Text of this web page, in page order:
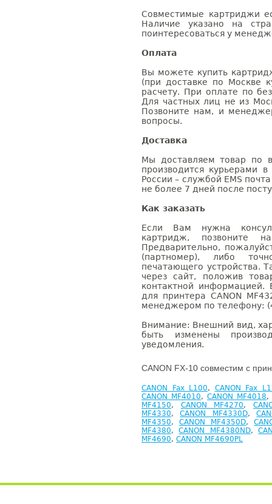
Совместимые картриджи
Наличие указано на
поинтересоваться у
Оплата
Вы можете купить
(при доставке по Москве
расчету. При оплате по
Для частных лиц не из
Позвоните нам, и
вопросы.
Доставка
Мы доставляем товар по
производится курьерами
России – службой EMS
не более 7 дней после
Как заказать
Если Вам нужна
картридж, позвоните
Предварительно,
(партномер), либо
печатающего устройства.
через сайт, положив
контактной информацией.
для принтера CANON
менеджером по телефону:
Внимание: Внешний вид,
быть изменены
уведомления.
CANON FX-10 совместим с
CANON Fax L100, CANON Fax
CANON MF4010, CANON MF4018,
MF4150, CANON MF4270,
MF4330,CANON MF4330D,
MF4350,CANON MF4350D,
MF4380,CANON MF4380ND,
MF4690, CANON MF4690PL